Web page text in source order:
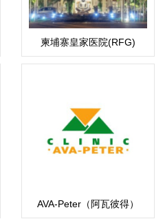
柬埔寨皇家医院(RFG)
AVA-Peter（阿瓦彼得）